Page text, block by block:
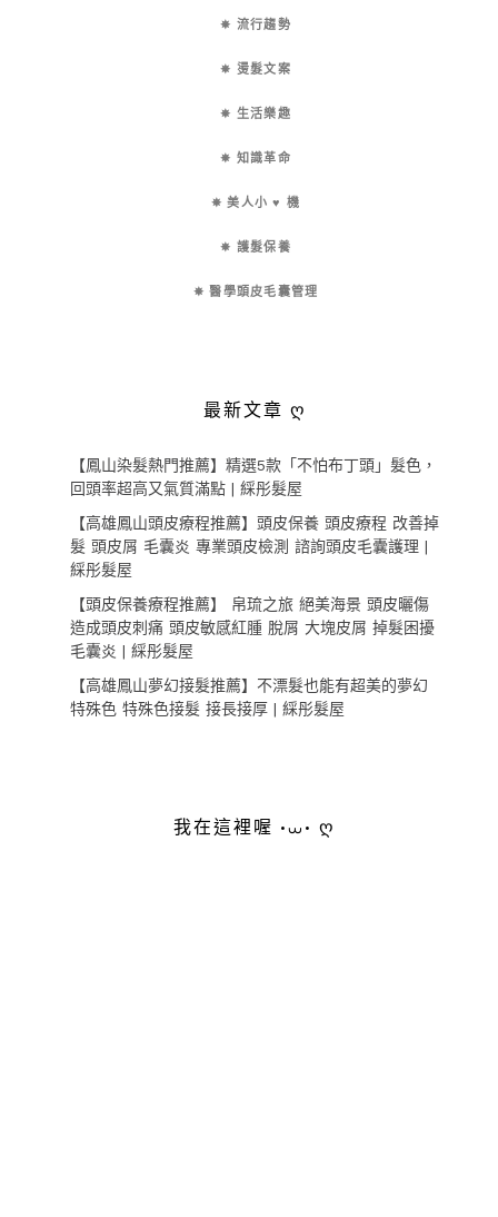
✵ 流行趨勢
✵ 燙髮文案
✵ 生活樂趣
✵ 知識革命
✵ 美人小 ♥ 機
✵ 護髮保養
✵ 醫學頭皮毛囊管理
最新文章 ღ
【鳳山染髮熱門推薦】精選5款「不怕布丁頭」髮色，
回頭率超高又氣質滿點 | 綵彤髮屋
【高雄鳳山頭皮療程推薦】頭皮保養 頭皮療程 改善掉
髮 頭皮屑 毛囊炎 專業頭皮檢測 諮詢頭皮毛囊護理 |
綵彤髮屋
【頭皮保養療程推薦】 帛琉之旅 絕美海景 頭皮曬傷
造成頭皮刺痛 頭皮敏感紅腫 脫屑 大塊皮屑 掉髮困擾
毛囊炎 | 綵彤髮屋
【高雄鳳山夢幻接髮推薦】不漂髮也能有超美的夢幻
特殊色 特殊色接髮 接長接厚 | 綵彤髮屋
我在這裡喔 •⩊• ღ